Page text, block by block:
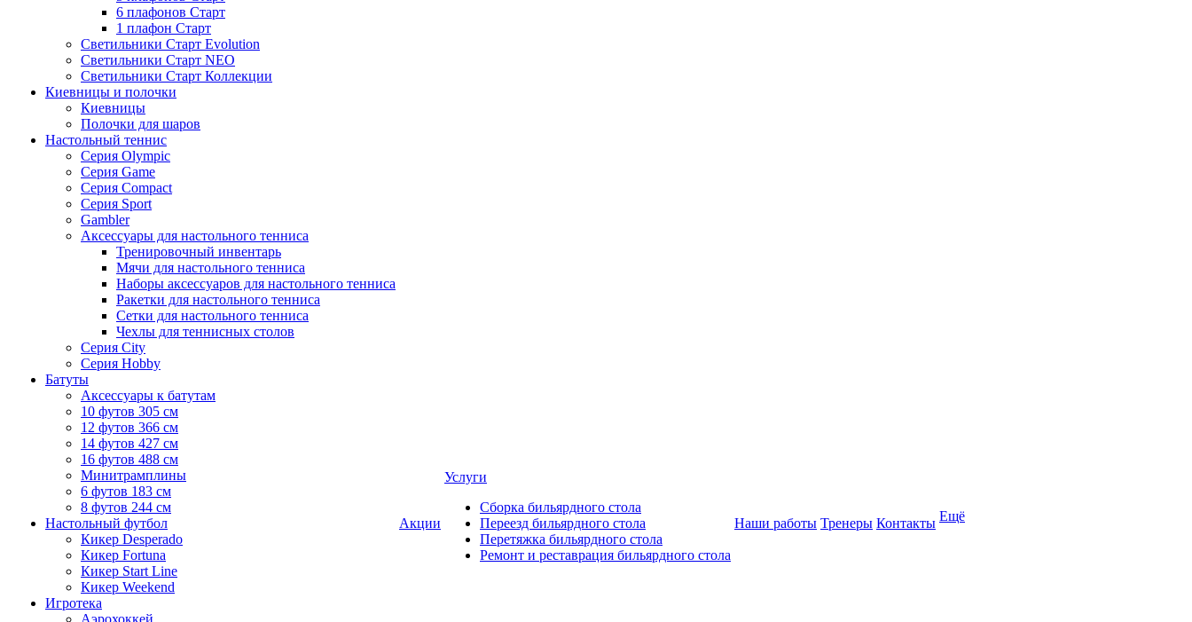
6 плафонов Старт
1 плафон Старт
Светильники Старт Evolution
Светильники Старт NEO
Светильники Старт Коллекции
Киевницы и полочки
Киевницы
Полочки для шаров
Настольный теннис
Серия Olympic
Серия Game
Серия Compact
Серия Sport
Gambler
Аксессуары для настольного тенниса
Тренировочный инвентарь
Мячи для настольного тенниса
Наборы аксессуаров для настольного тенниса
Ракетки для настольного тенниса
Сетки для настольного тенниса
Чехлы для теннисных столов
Серия City
Серия Hobby
Батуты
Аксессуары к батутам
10 футов 305 см
12 футов 366 см
14 футов 427 см
16 футов 488 см
Минитрамплины
6 футов 183 см
8 футов 244 см
Настольный футбол
Кикер Desperado
Кикер Fortuna
Кикер Start Line
Кикер Weekend
Игротека
Аэрохоккей
Акции
Услуги
Сборка бильярдного стола
Переезд бильярдного стола
Перетяжка бильярдного стола
Ремонт и реставрация бильярдного стола
Наши работы Тренеры Контакты Ещё